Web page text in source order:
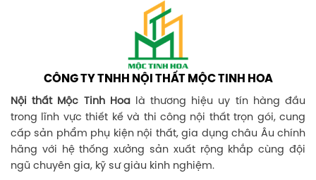
CÔNG TY TNHH NỘI THẤT MỘC TINH HOA
Nội thất Mộc Tinh Hoalà thương hiệu uy tín hàng đầu
trong lĩnh vực thiết kế và thi công nội thất trọn gói, cung
cấp sản phẩm phụ kiện nội thất, gia dụng châu Âu chính
hãng với hệ thống xưởng sản xuất rộng khắp cùng đội
ngũ chuyên gia, kỹ sư giàu kinh nghiệm.